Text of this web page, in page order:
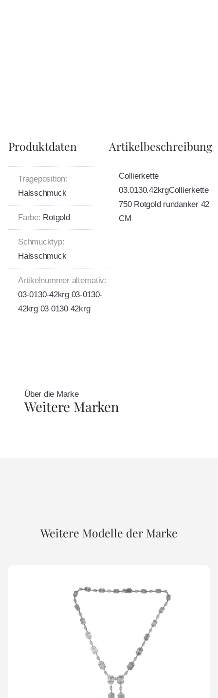
Produktdaten
Trageposition:
Halsschmuck
Farbe: Rotgold
Schmucktyp:
Halsschmuck
Artikelnummer alternativ:
03-0130-42krg 03-0130-
42krg 03 0130 42krg
Artikelbeschreibung
Collierkette
03.0130.42krgCollierkette
750 Rotgold rundanker 42
CM
Über die Marke
Weitere Marken
Weitere Modelle der Marke